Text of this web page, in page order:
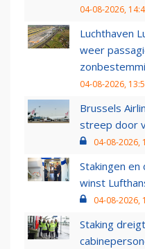
04-08-2026,
Luchthaven
weer
04-08-2026,
Brussels
streep door
04-08-2026,
Stakingen
winst
04-08-2026,
Staking